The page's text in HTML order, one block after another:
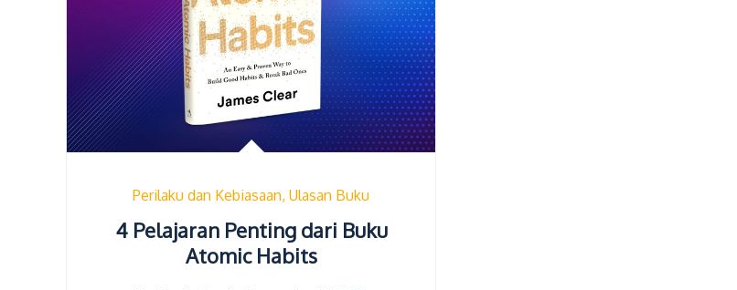
Perilaku dan Kebiasaan Ulasan Buku
4 Pelajaran Penting dari Buku
Atomic Habits